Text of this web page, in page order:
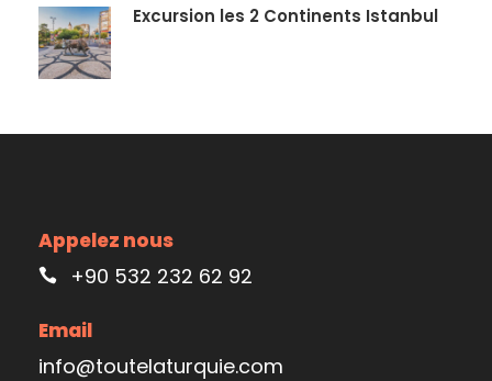
Excursion les 2 Continents Istanbul
Appelez nous
+90 532 232 62 92
Email
info@toutelaturquie.com